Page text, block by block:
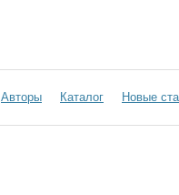
Авторы Каталог Новые